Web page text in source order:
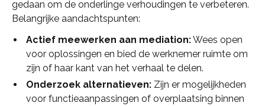
gedaan om de onderlinge verhoudingen te verbeteren.
Belangrijke aandachtspunten:
Actief meewerken aan mediation:Wees open
voor oplossingen en bied de werknemer ruimte om
zijn of haar kant van het verhaal te delen.
Onderzoek alternatieven: Zijn er mogelijkheden
voor functieaanpassingen of overplaatsing binnen